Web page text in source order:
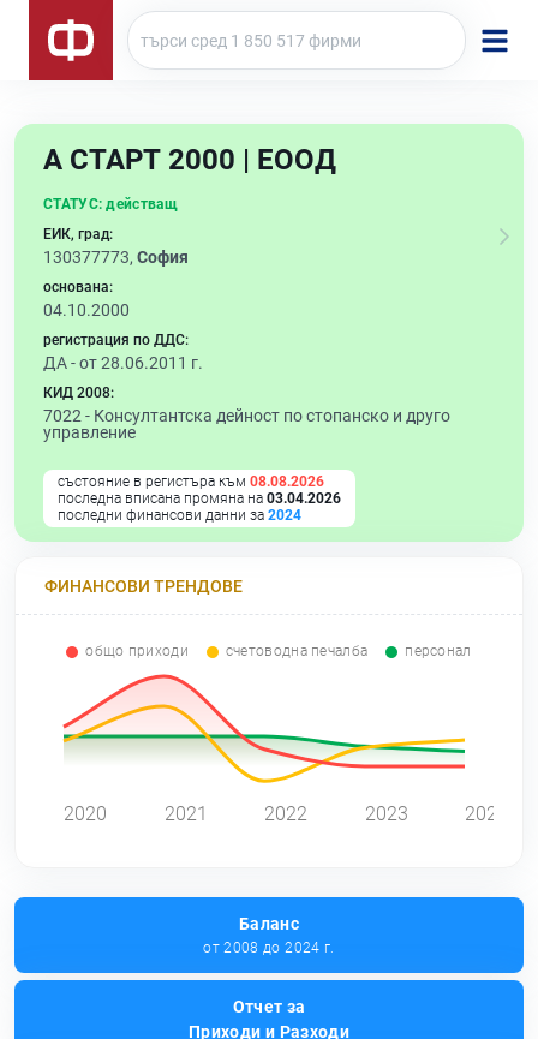
А СТАРТ 2000 | ЕООД
СТАТУС: действащ
ЕИК, град:
130377773, София
основана:
04.10.2000
регистрация по ДДС:
ДА - от 28.06.2011 г.
КИД 2008:
7022 - Консултантска дейност по стопанско и друго
управление
състояние в регистъра към 08.08.2026
последна вписана промяна на 03.04.2026
последни финансови данни за 2024
ФИНАНСОВИ ТРЕНДОВЕ
общо приходи счетоводна печалба персонал
2020 2021 2022 2023 2024
Баланс
от 2008 до 2024 г.
Отчет за
Приходи и Разходи